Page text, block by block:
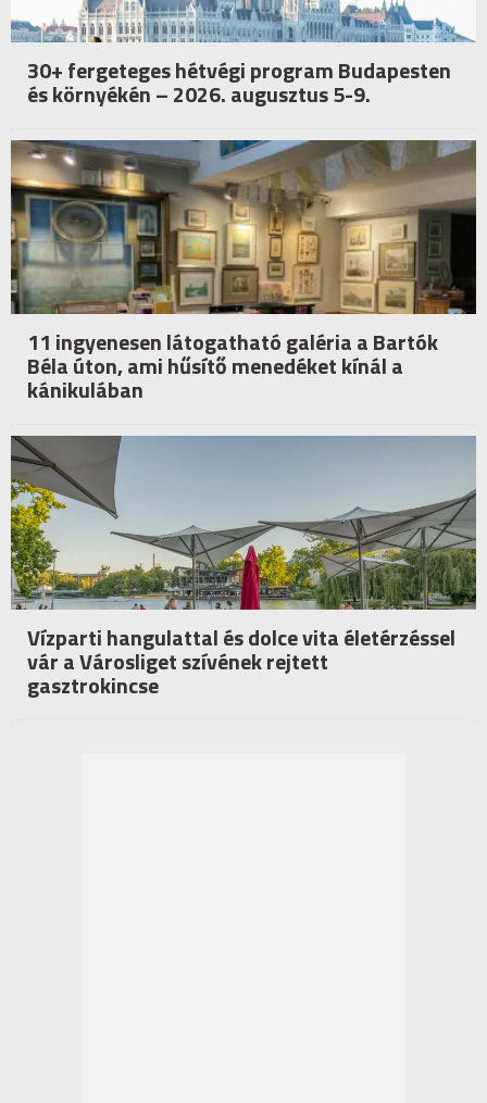
30+ fergeteges hétvégi program Budapesten
és környékén – 2026. augusztus 5-9.
11 ingyenesen látogatható galéria a Bartók
Béla úton, ami hűsítő menedéket kínál a
kánikulában
Vízparti hangulattal és dolce vita életérzéssel
vár a Városliget szívének rejtett
gasztrokincse